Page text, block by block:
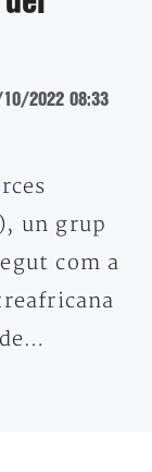
2022 08:33
un grup
com a